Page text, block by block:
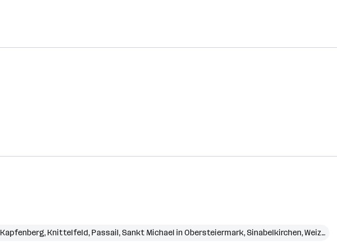
Kapfenberg, Knittelfeld, Passail, Sankt Michael in Obersteiermark, Sinabelkirchen,Weiz,